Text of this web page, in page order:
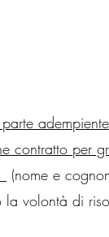
per
(nome e
la volontà di